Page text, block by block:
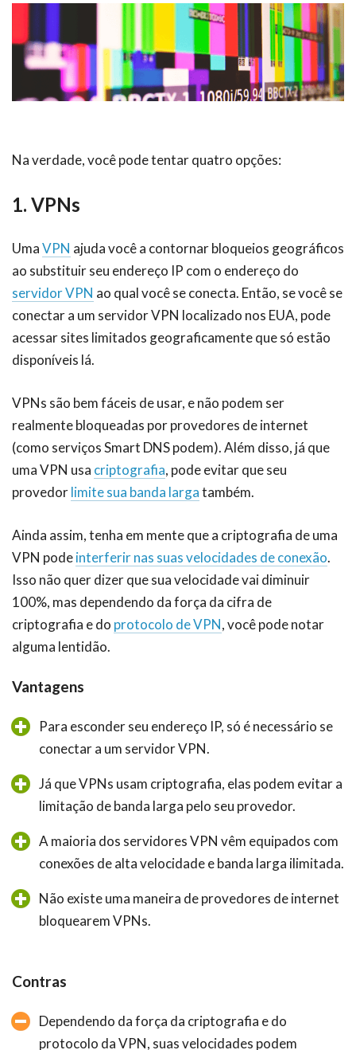
Na verdade, você pode tentar quatro opções:
1. VPNs
UmaVPN ajuda você a contornar bloqueios geográficos
ao substituir seu endereço IP com o endereço do
servidor VPN ao qual você se conecta. Então, se você se
conectar a um servidor VPN localizado nos EUA, pode
acessar sites limitados geograficamente que só estão
disponíveis lá.
VPNs são bem fáceis de usar, e não podem ser
realmente bloqueadas por provedores de internet
(como serviços Smart DNS podem). Além disso, já que
uma VPN usa criptografia, pode evitar que seu
provedorlimite sua banda largatambém.
Ainda assim, tenha em mente que a criptografia de uma
VPN podeinterferir nas suas velocidades de conexão.
Isso não quer dizer que sua velocidade vai diminuir
100%, mas dependendo da força da cifra de
criptografia e do protocolo de VPN, você pode notar
alguma lentidão.
Vantagens
Para esconder seu endereço IP, só é necessário se
conectar a um servidor VPN.
Já que VPNs usam criptografia, elas podem evitar a
limitação de banda larga pelo seu provedor.
A maioria dos servidores VPN vêm equipados com
conexões de alta velocidade e banda larga ilimitada.
Não existe uma maneira de provedores de internet
bloquearem VPNs.
Contras
Dependendo da força da criptografia e do
protocolo da VPN, suas velocidades podem